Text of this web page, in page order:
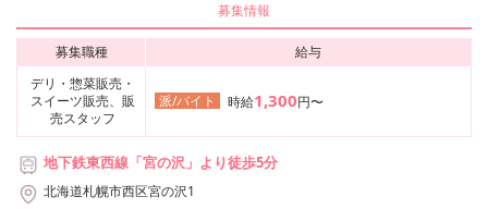
募集情報
募集職種
給与
デリ・惣菜販売・
スイーツ販売、販
売スタッフ
派/バイト 時給1,300円〜
地下鉄東西線「宮の沢」より徒歩5分
北海道札幌市西区宮の沢1